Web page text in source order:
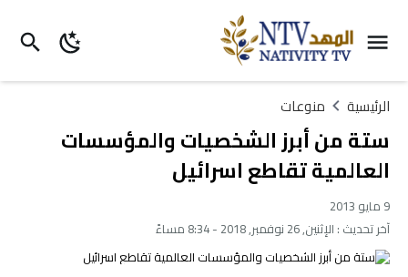
الرئيسية منوعات
ستة من أبرز الشخصيات والمؤسسات
العالمية تقاطع اسرائيل
9 مايو 2013
آخر تحديث : الإثنين, 26 نوفمبر, 2018 - 8:34 مساءً